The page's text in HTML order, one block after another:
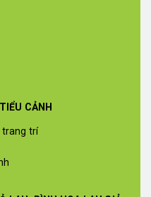
CẢNH
trang trí